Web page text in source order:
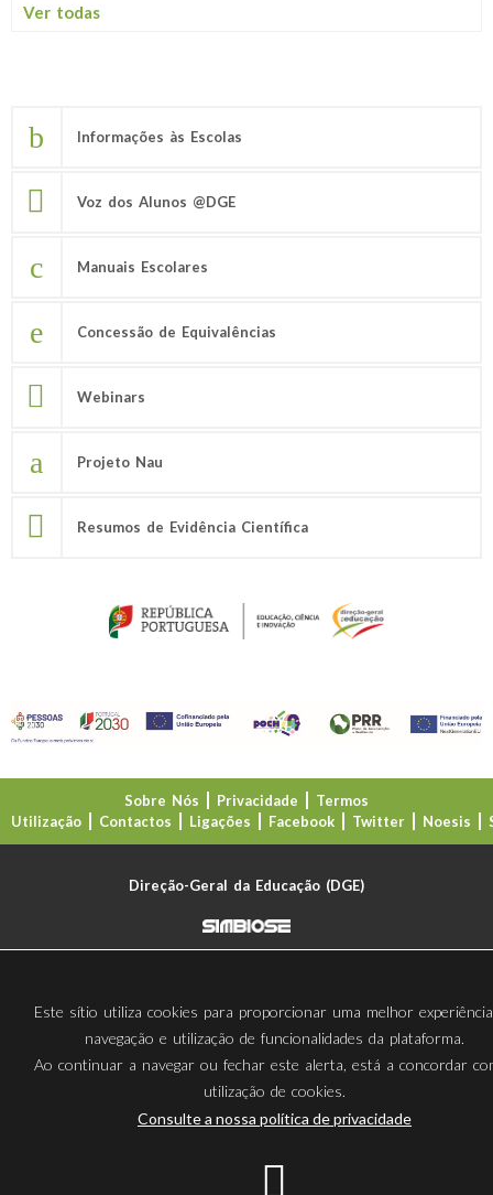
Ver todas
Informações às Escolas
Voz dos Alunos @DGE
Manuais Escolares
Concessão de Equivalências
Webinars
Projeto Nau
Resumos de Evidência Científica
Sobre Nós Privacidade
Termos
Utilização
Contactos Ligações Facebook Twitter Noesis
Direção-Geral da Educação (DGE)
Este sítio utiliza cookies para proporcionar uma melhor
navegação e utilização de funcionalidades da plataforma.
Ao continuar a navegar ou fechar este alerta, está a concordar
utilização de cookies.
Consulte a nossa política de privacidade